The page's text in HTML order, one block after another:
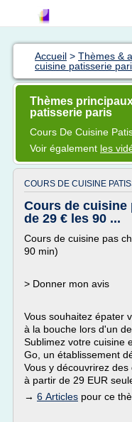
Accueil > Thèmes &
cuisine patisserie
Thèmes
patisserie paris
Cours De Cuisine
Voir également les
COURS DE CUISINE
Cours de cuisine
de 29 € les 90 ...
Cours de cuisine pas
90 min)
> Donner mon avis
Vous souhaitez épater
à la bouche lors d'un
Sublimez votre cuisine
Go, un établissement
Vous y découvrirez des
à partir de 29 EUR
→ 6 Articles pour ce